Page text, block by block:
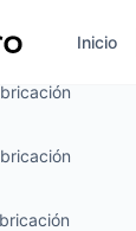
Inicio
de